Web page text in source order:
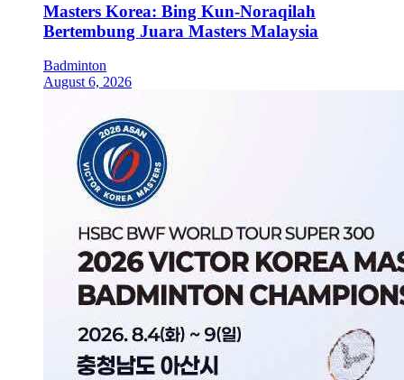
Masters Korea: Bing Kun-Noraqilah
Bertembung Juara Masters Malaysia
Badminton
August 6, 2026